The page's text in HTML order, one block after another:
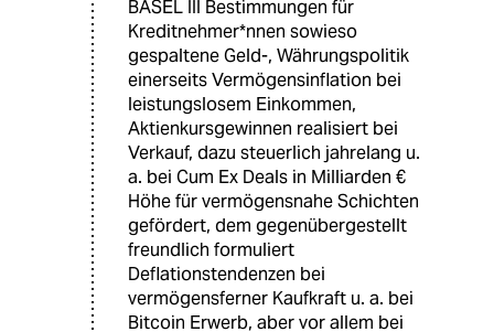
BASEL III Bestimmungen für
Kreditnehmer*nnen sowieso
gespaltene Geld-, Währungspolitik
einerseits Vermögensinflation bei
leistungslosem Einkommen,
Aktienkursgewinnen realisiert bei
Verkauf, dazu steuerlich jahrelang u.
a. bei Cum Ex Deals in Milliarden €
Höhe für vermögensnahe Schichten
gefördert, dem gegenübergestellt
freundlich formuliert
Deflationstendenzen bei
vermögensferner Kaufkraft u. a. bei
Bitcoin Erwerb, aber vor allem bei